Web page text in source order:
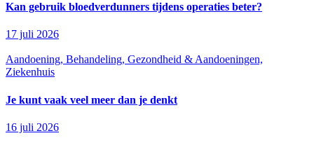
Kan gebruik bloedverdunners tijdens operaties beter?
17 juli 2026
Aandoening, Behandeling, Gezondheid & Aandoeningen,
Ziekenhuis
Je kunt vaak veel meer dan je denkt
16 juli 2026